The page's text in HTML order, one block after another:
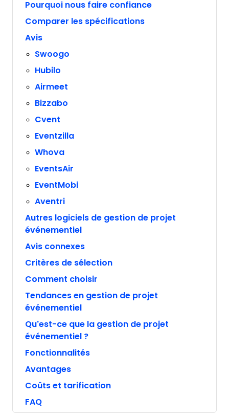
Pourquoi nous faire confiance
Comparer les spécifications
Avis
Swoogo
Hubilo
Airmeet
Bizzabo
Cvent
Eventzilla
Whova
EventsAir
EventMobi
Aventri
Autres logiciels de gestion de projet
événementiel
Avis connexes
Critères de sélection
Comment choisir
Tendances en gestion de projet
événementiel
Qu’est-ce que la gestion de projet
événementiel ?
Fonctionnalités
Avantages
Coûts et tarification
FAQ